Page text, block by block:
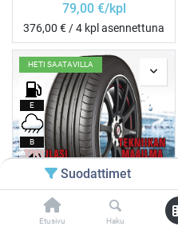
Suodattimet
Etusivu Haku
79,00€/kpl
376,00 € / 4 kpl asennettuna
HETI SAATAVILLA
E
B
NANKANG AS-2+ XL